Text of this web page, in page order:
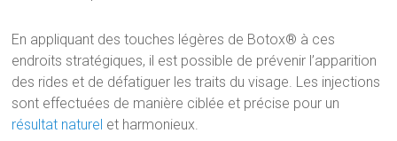
En appliquant des touches légères de Botox® à ces
endroits stratégiques, il est possible de prévenir l’apparition
des rides et de défatiguer les traits du visage. Les injections
sont effectuées de manière ciblée et précise pour un
résultat naturel et harmonieux.